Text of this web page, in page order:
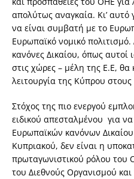
απολύτως αναγκαία. Κι’
να είναι συμβατή με το
Ευρωπαϊκό νομικό
κανόνες Δικαίου, όπως αυτοί
στις χώρες – μέλη της Ε.Ε,
λειτουργία της Κύπρου
Στόχος της πιο ενεργού
ειδικού απεσταλμένου για
Ευρωπαϊκών κανόνων
Κυπριακού, δεν είναι η
πρωταγωνιστικού ρόλου
του Διεθνούς Οργανισμού